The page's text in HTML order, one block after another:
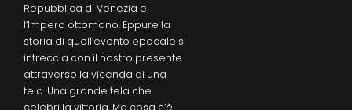
Repubblica di Venezia e
l’Impero ottomano. Eppure la
storia di quell’evento epocale si
intreccia con il nostro presente
attraverso la vicenda di una
tela. Una grande tela che
celebri la vittoria. Ma cosa c’è